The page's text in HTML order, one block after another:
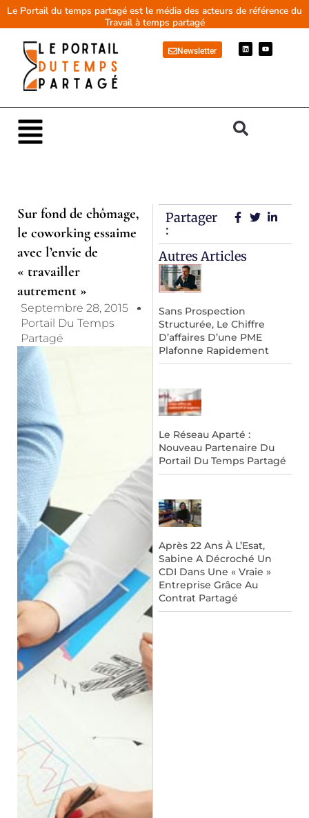
AllerLe Portail du temps partagé est le média des acteurs de référence du
Travail à temps partagé
Newsletter
L
i
n
Y
o
u
Main
Menu
Sur fond de chômage,
le coworking essaime
avec l’envie de
« travailler
autrement »
Septembre 28, 2015
Portail Du Temps
Partagé
Partager
:
Autres Articles
Sans Prospection
Structurée, Le Chiffre
D’affaires D’une PME
Plafonne Rapidement
Le Réseau Aparté :
Nouveau Partenaire Du
Portail Du Temps Partagé
Après 22 Ans À L’Esat,
Sabine A Décroché Un
CDI Dans Une « Vraie »
Entreprise Grâce Au
Contrat Partagé